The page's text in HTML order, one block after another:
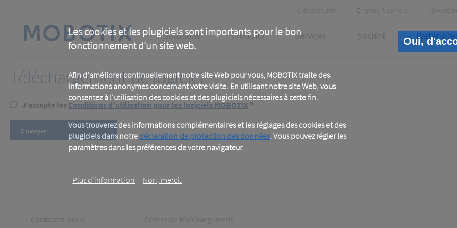
Les cookies et les plugiciels sont importants pour le bon
fonctionnement d'un site web.
Afin d'améliorer continuellement notre site Web pour vous, MOBOTIX traite des
informations anonymes concernant votre visite. En utilisant notre site Web, vous
consentez à l'utilisation des cookies et des plugiciels nécessaires à cette fin.
Vous trouverez des informations complémentaires et les réglages des cookies et des
plugiciels dans notre déclaration de protection des données. Vous pouvez régler les
paramètres dans les préférences de votre navigateur.
Plus d‘information Non, merci.
Oui,
content
Header
Meta
Cybersécurité Emplois & carrière
Main
navigation
Solutions Produits Services Société
Téléchargement de logiciel
J’accepte les Conditions d’utilisation pour les logiciels MOBOTIX *
Footer
Contactez-nous
Footer
Centre de téléchargement